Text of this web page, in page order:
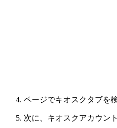
ページでキオスクタブを
次に、キオスクアカウン